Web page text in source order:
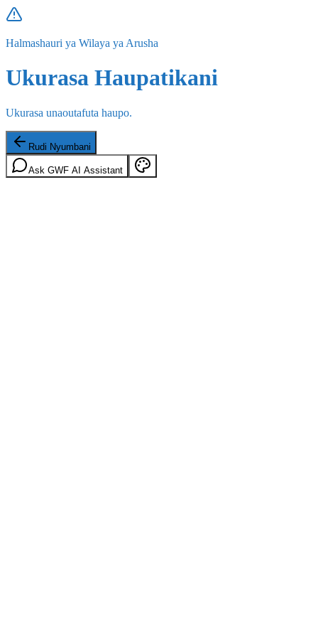
Halmashauri ya Wilaya ya Arusha
Ukurasa Haupatikani
Ukurasa unaoutafuta haupo.
Rudi Nyumbani
Ask GWF AI Assistant